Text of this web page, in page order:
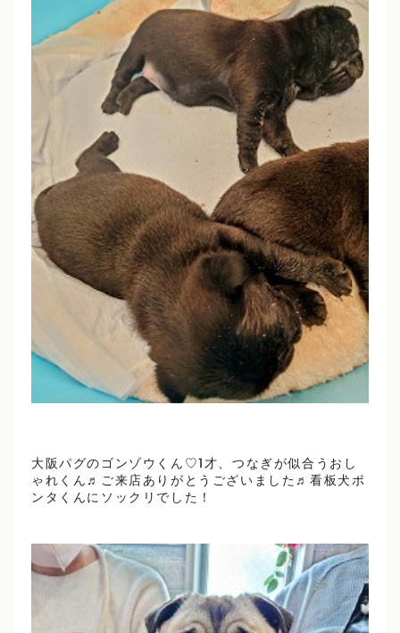
大阪パグのゴンゾウくん♡1才、つなぎが似合うおし
ゃれくん♬ご来店ありがとうございました♬看板犬ポ
ンタくんにソックリでした！